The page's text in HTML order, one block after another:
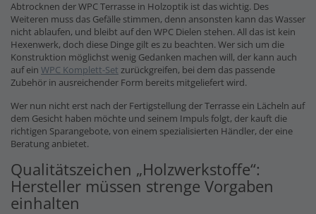
Abtrocknen der WPC Terrasse in Holzoptik ist das wichtig. Des
Weiteren muss das Gefälle stimmen, denn ansonsten kann das Wasser
nicht ablaufen, und bleibt auf den WPC Dielen stehen. All das ist kein
Hexenwerk, doch diese Dinge gilt es zu beachten. Wer sich um die
Konstruktion möglichst wenig Gedanken machen will, der kann auch
auf ein WPC Komplett-Set zurückgreifen, bei dem das passende
Zubehör in ausreichender Form bereits mitgeliefert wird.
Wer nun nicht erst nach der Fertigstellung der Terrasse ein Lächeln auf
dem Gesicht haben möchte und seinem Impuls folgt, der kauft die
richtigen Sparangebote, von einem spezialisierten Händler, der eine
Beratung anbietet.
Qualitätszeichen „Holzwerkstoffe“:
Hersteller müssen strenge Vorgaben
einhalten